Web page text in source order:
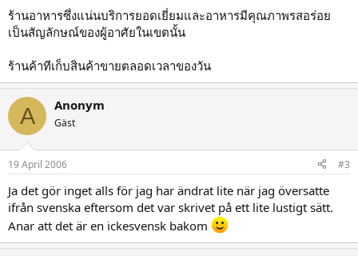
ร้านอาหารซึ่งแน่นบริการยอดเยี่ยมและอาหารมีคุณภาพรสอร่อย
เป็นสัญลักษณ์ของผู้อาศัยในเขตนั้น
ร้านค้าทีเก็บสินค้าขายตลอดเวลาของวัน
A Anonym
Gäst
19 April 2006 #3
Ja det gör inget alls för jag har ändrat lite när jag översatte
ifrån svenska eftersom det var skrivet på ett lite lustigt sätt.
Anar att det är en ickesvensk bakom